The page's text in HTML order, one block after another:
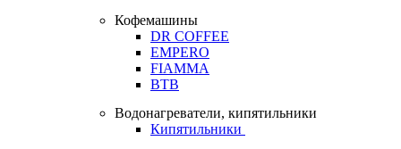
Кофемашины
DR COFFEE
EMPERO
FIAMMA
BTB
Водонагреватели, кипятильники
Кипятильники